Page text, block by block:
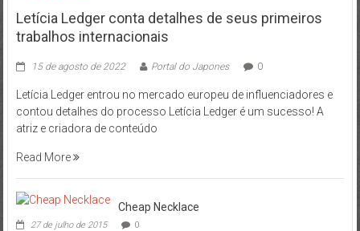
Letícia Ledger conta detalhes de seus primeiros
trabalhos internacionais
15 de agosto de 2022 Portal do Japones 0
Letícia Ledger entrou no mercado europeu de influenciadores e
contou detalhes do processo Letícia Ledger é um sucesso! A
atriz e criadora de conteúdo
Read More
Cheap Necklace
27 de julho de 2015 0